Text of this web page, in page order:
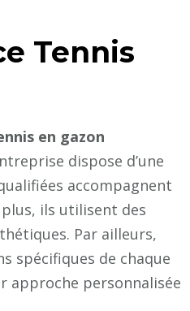
Tennis
en gazon
dispose d’une
accompagnent
ils utilisent des
Par ailleurs,
spécifiques de chaque
approche personnalisée